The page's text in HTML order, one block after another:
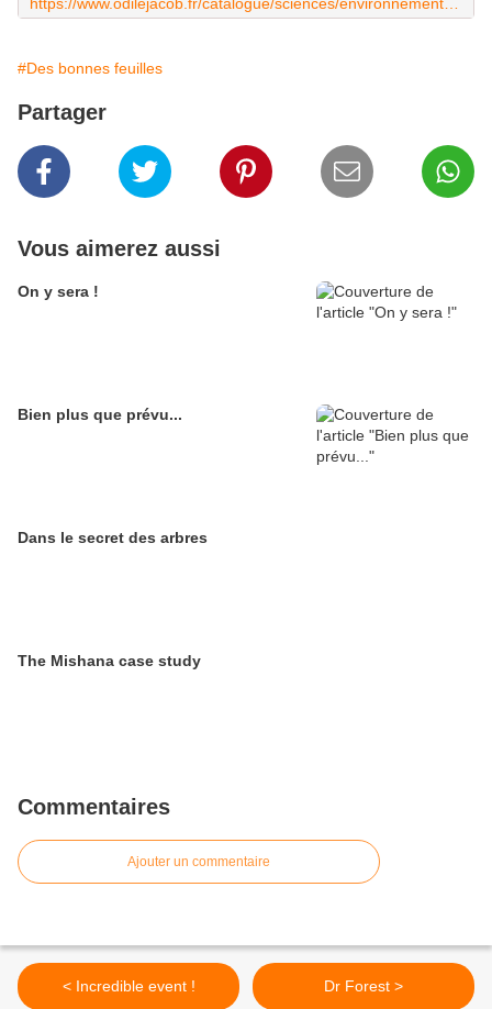
#Des bonnes feuilles
Partager
Vous aimerez aussi
On y sera !
Bien plus que prévu...
Dans le secret des arbres
The Mishana case study
Commentaires
Ajouter un commentaire
< Incredible event ! Dr Forest >